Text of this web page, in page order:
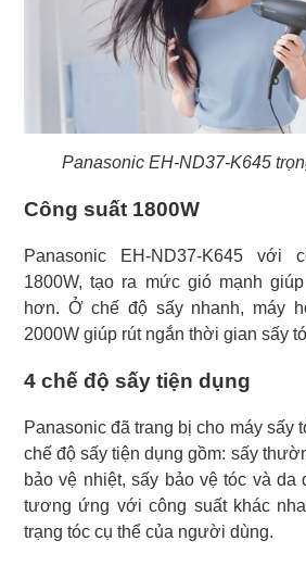
Panasonic EH-ND37-K645
Công suất 1800W
Panasonic EH-ND37-K645 với
1800W, tạo ra mức gió mạnh
hơn. Ở chế độ sấy nhanh, máy
2000W giúp rút ngắn thời gian sấy
4 chế độ sấy tiện dụng
Panasonic đã trang bị cho máy sấy
chế độ sấy tiện dụng gồm: sấy
bảo vệ nhiệt, sấy bảo vệ tóc và da
tương ứng với công suất khác
trạng tóc cụ thể của người dùng.